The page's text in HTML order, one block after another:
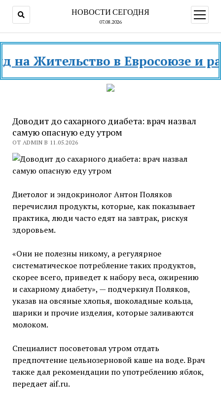
НОВОСТИ СЕГОДНЯ
07.08.2026
меню
Жительство в Евросоюзе и
Доводит до сахарного диабета: врач назвал
самую опасную еду утром
ОТ ADMIN В 11.05.2026
Диетолог и эндокринолог Антон Поляков
перечислил продукты, которые, как показывает
практика, люди часто едят на завтрак, рискуя
здоровьем.
«Они не полезны никому, а регулярное
систематическое потребление таких продуктов,
скорее всего, приведет к набору веса, ожирению
и сахарному диабету», — подчеркнул Поляков,
указав на овсяные хлопья, шоколадные кольца,
шарики и прочие изделия, которые заливаются
молоком.
Специалист посоветовал утром отдать
предпочтение цельнозерновой каше на воде. Врач
также дал рекомендации по употреблению яблок,
передает aif.ru.